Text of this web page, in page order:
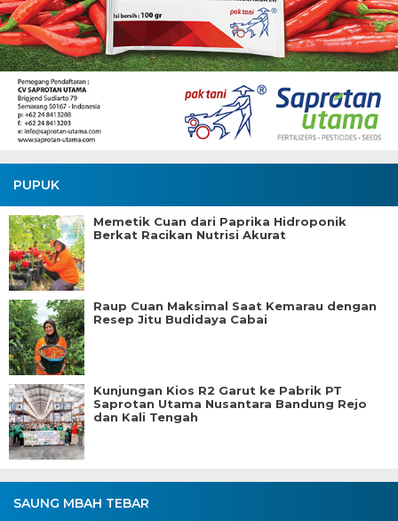
PUPUK
Memetik Cuan dari Paprika Hidroponik
Berkat Racikan Nutrisi Akurat
Raup Cuan Maksimal Saat Kemarau dengan
Resep Jitu Budidaya Cabai
Kunjungan Kios R2 Garut ke Pabrik PT
Saprotan Utama Nusantara Bandung Rejo
dan Kali Tengah
SAUNG MBAH TEBAR